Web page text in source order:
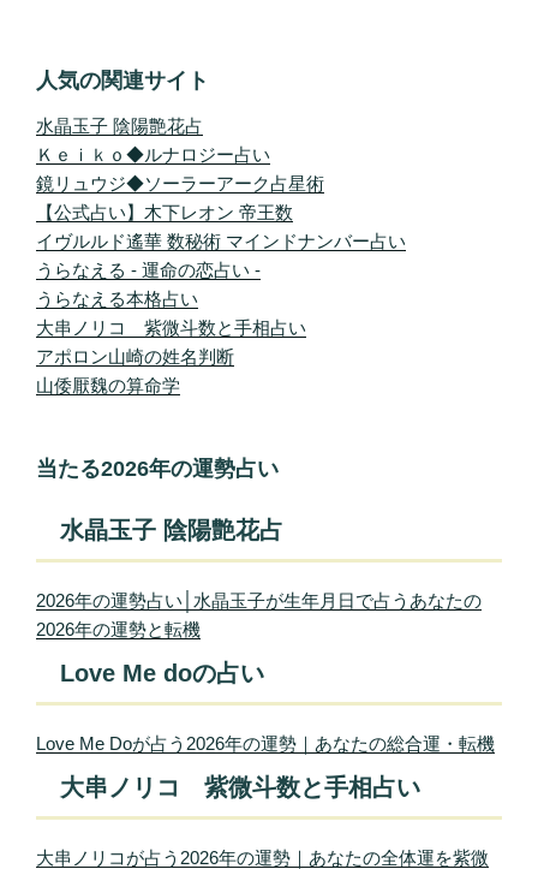
人気の関連サイト
水晶玉子 陰陽艶花占
Ｋｅｉｋｏ◆ルナロジー占い
鏡リュウジ◆ソーラーアーク占星術
【公式占い】木下レオン 帝王数
イヴルルド遙華 数秘術 マインドナンバー占い
うらなえる - 運命の恋占い -
うらなえる本格占い
大串ノリコ 紫微斗数と手相占い
アポロン山崎の姓名判断
山倭厭魏の算命学
当たる2026年の運勢占い
水晶玉子 陰陽艶花占
2026年の運勢占い│水晶玉子が生年月日で占うあなたの
2026年の運勢と転機
Love Me doの占い
Love Me Doが占う2026年の運勢｜あなたの総合運・転機
大串ノリコ 紫微斗数と手相占い
大串ノリコが占う2026年の運勢｜あなたの全体運を紫微